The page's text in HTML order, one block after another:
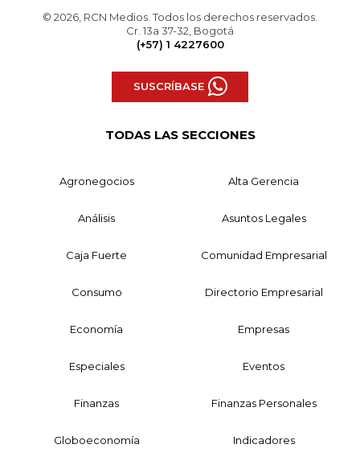
© 2026, RCN Medios. Todos los derechos reservados.
Cr. 13a 37-32, Bogotá
(+57) 1 4227600
SUSCRÍBASE
TODAS LAS SECCIONES
Agronegocios Alta Gerencia
Análisis Asuntos Legales
Caja Fuerte Comunidad Empresarial
Consumo Directorio Empresarial
Economía Empresas
Especiales Eventos
Finanzas Finanzas Personales
Globoeconomía Indicadores